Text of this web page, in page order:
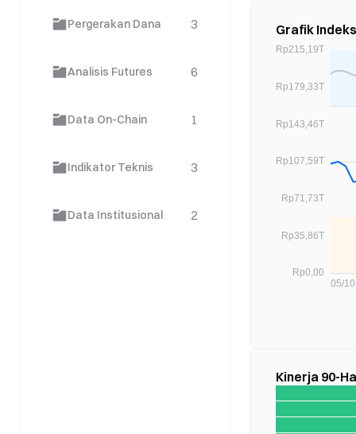
Pergerakan Dana 3
Analisis Futures 6
Data On-Chain 1
Indikator Teknis 3
Data Institusional 2
Grafik
Kinerja 90-